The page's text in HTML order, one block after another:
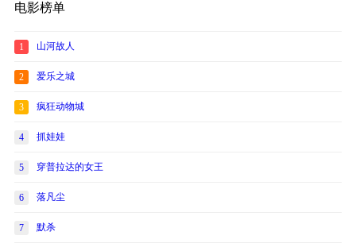
电影榜单
1 山河故人
2 爱乐之城
3 疯狂动物城
4 抓娃娃
5 穿普拉达的女王
6 落凡尘
7 默杀